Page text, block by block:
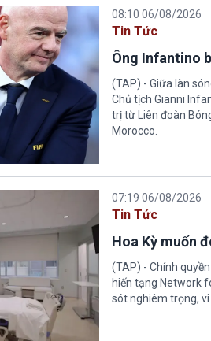
08:10 06/08/2026
Tin Tức
Ông Infantino
(TAP) - Giữa làn
Chủ tịch Gianni
trị từ Liên đoàn
Morocco.
07:19 06/08/2026
Tin Tức
Hoa Kỳ muốn
(TAP) - Chính
hiến tạng Network
sót nghiêm trọng,